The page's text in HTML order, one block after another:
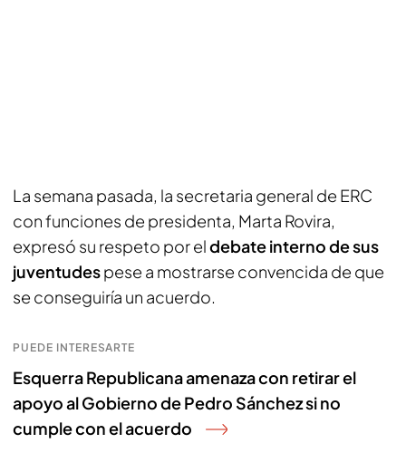
La semana pasada, la secretaria general de ERC
con funciones de presidenta, Marta Rovira,
expresó su respeto por eldebate interno de sus
juventudespese a mostrarse convencida de que
se conseguiría un acuerdo.
PUEDE INTERESARTE
Esquerra Republicana amenaza con retirar el
apoyo al Gobierno de Pedro Sánchez si no
cumple con el acuerdo